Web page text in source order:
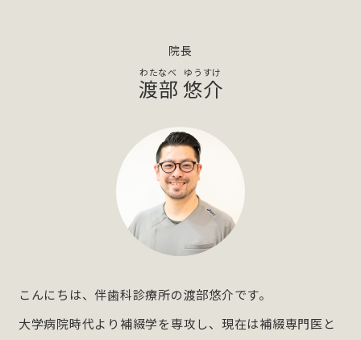
院長
渡部 悠介
こんにちは、伴歯科診療所の渡部悠介です。
大学病院時代より補綴学を専攻し、現在は補綴専門医と